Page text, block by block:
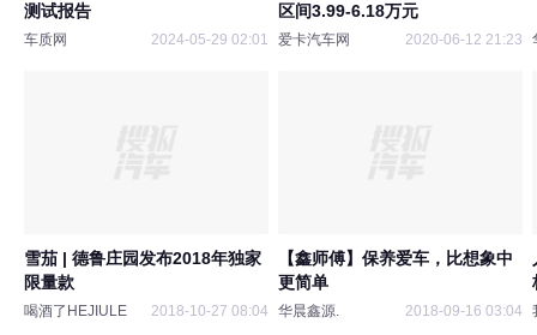
测试报告
车质网 2024-05-29 02:01
区间3.99-6.18万元
爱卡汽车网 2020-06-12 21:23
雪茄 | 德鲁庄园发布2018年独家
限量款
喝酒了HEJIULE 2018-10-27 08:04
【鑫师傅】保养爱车，比想象中
更简单
华晨鑫源. 2018-09-16 03:04